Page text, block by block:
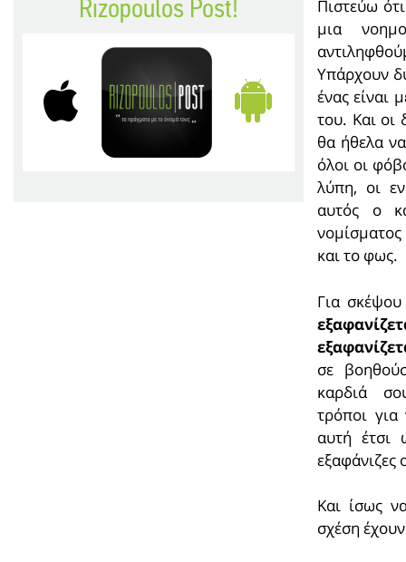
Πιστεύω
μια
Υπάρχουν
ένας είναι
του. Και οι
θα ήθελα
όλοι οι
λύπη, οι
αυτός ο
και το φως.
Για
σε
καρδιά
τρόποι
αυτή
εξαφάνιζες
Και ίσως
σχέση
Rizopoulos Post!